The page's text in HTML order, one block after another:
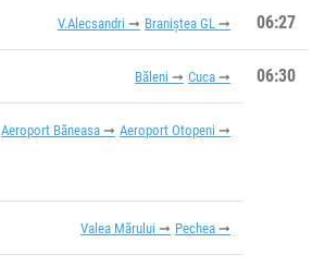
V.Alecsandri Braniștea GL 06:27
Băleni Cuca 06:30
Aeroport Băneasa Aeroport Otopeni
Valea Mărului Pechea